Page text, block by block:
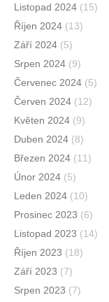
Listopad 2024 (15)
Říjen 2024 (13)
Září 2024 (5)
Srpen 2024 (9)
Červenec 2024 (5)
Červen 2024 (12)
Květen 2024 (9)
Duben 2024 (8)
Březen 2024 (11)
Únor 2024 (5)
Leden 2024 (10)
Prosinec 2023 (6)
Listopad 2023 (14)
Říjen 2023 (18)
Září 2023 (7)
Srpen 2023 (7)